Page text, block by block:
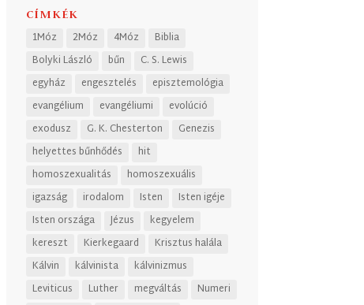
CÍMKÉK
1Móz 2Móz 4Móz
Biblia
Bolyki László
bűn
C. S. Lewis
egyház
engesztelés
episztemológia
evangélium
evangéliumi
evolúció
exodusz
G. K. Chesterton
Genezis
helyettes bűnhődés
hit
homoszexualitás
homoszexuális
igazság
irodalom Isten
Isten igéje
Isten országa
Jézus
kegyelem
kereszt
Kierkegaard
Krisztus halála
Kálvin
kálvinista
kálvinizmus
Leviticus
Luther megváltás
Numeri